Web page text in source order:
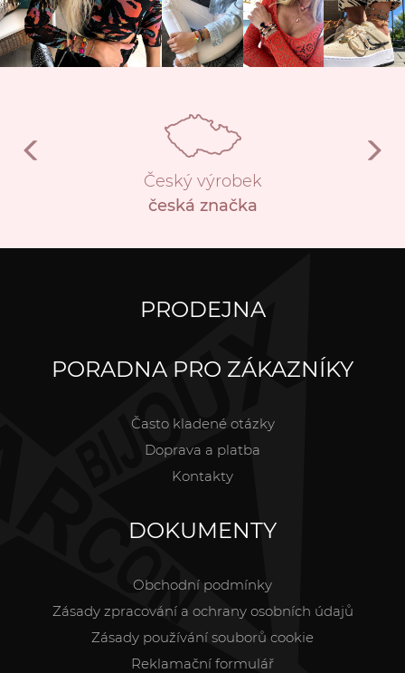
Český výrobek
česká značka
PRODEJNA
PORADNA PRO ZÁKAZNÍKY
Často kladené otázky
Doprava a platba
Kontakty
DOKUMENTY
Obchodní podmínky
Zásady zpracování a ochrany osobních údajů
Zásady používání souborů cookie
Reklamační formulář